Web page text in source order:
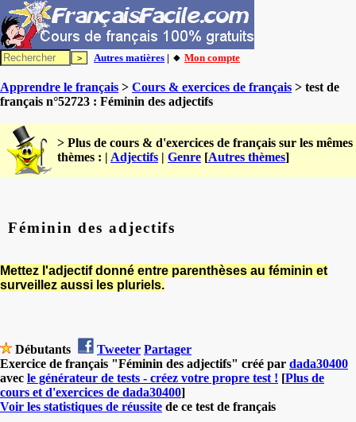
Autres matières | 🔸 Mon compte
Apprendre le français > Cours & exercices de français > test de
français n°52723 : Féminin des adjectifs
> Plus de cours & d'exercices de français sur les mêmes
thèmes : | Adjectifs | Genre [Autres thèmes]
Féminin des adjectifs
Mettez l'adjectif donné entre parenthèses au féminin et
surveillez aussi les pluriels.
Débutants Tweeter Partager
Exercice de français "Féminin des adjectifs" créé par dada30400
avec le générateur de tests - créez votre propre test ! [Plus de
cours et d'exercices de dada30400]
Voir les statistiques de réussite de ce test de français